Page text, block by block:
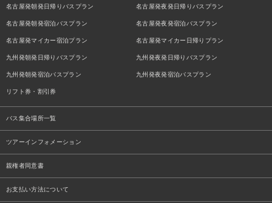
名古屋発朝発日帰りバスプラン 名古屋発夜発日帰りバスプラン
名古屋発朝発宿泊バスプラン 名古屋発夜発宿泊バスプラン
名古屋発マイカー宿泊プラン 名古屋発マイカー日帰りプラン
九州発朝発日帰りバスプラン 九州発夜発日帰りバスプラン
九州発朝発宿泊バスプラン 九州発夜発宿泊バスプラン
リフト券・割引券
バス集合場所一覧
ツアーインフォメーション
親権者同意書
お支払い方法について